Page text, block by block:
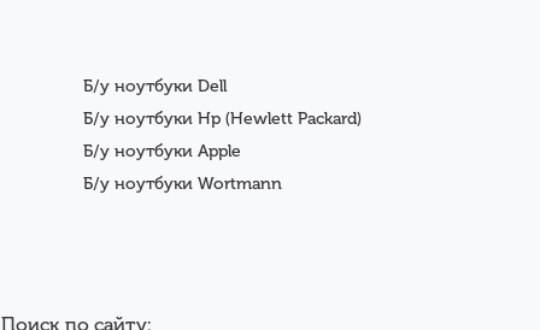
Б/у ноутбуки Dell
Б/у ноутбуки Hp (Hewlett Packard)
Б/у ноутбуки Apple
Б/у ноутбуки Wortmann
Поиск по сайту: